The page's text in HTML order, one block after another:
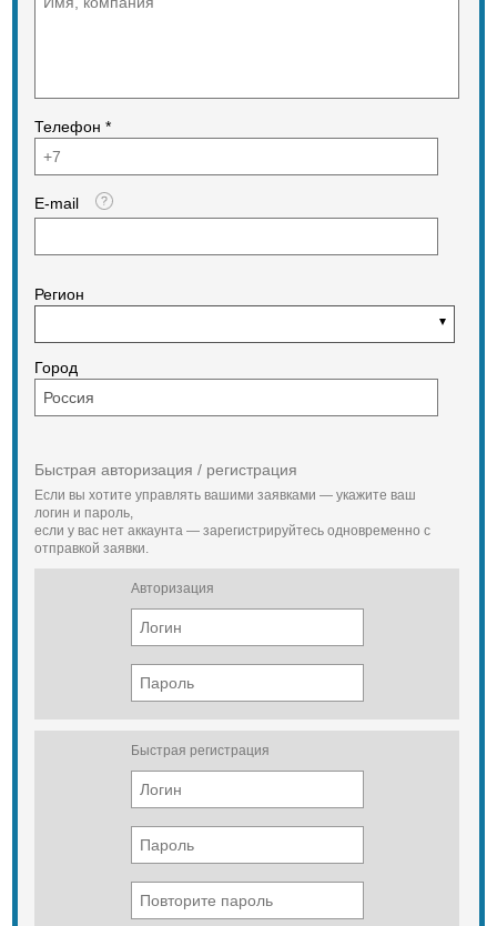
Телефон *
E-mail
Регион
Город
Быстрая авторизация / регистрация
Если вы хотите управлять вашими заявками — укажите ваш
логин и пароль,
если у вас нет аккаунта — зарегистрируйтесь одновременно с
отправкой заявки.
Авторизация
Быстрая регистрация